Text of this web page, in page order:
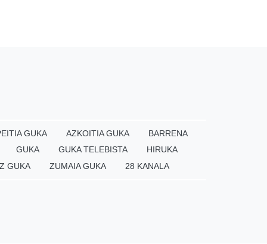
GUKA AZKOITIA GUKA
BARRENA
GUKA GUKA TELEBISTA
HIRUKA
GUKA ZUMAIA GUKA 28 KANALA